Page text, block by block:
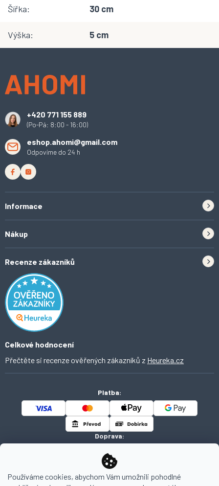
Používáme cookies, abychom Vám umožnili pohodlné
Šířka: 30 cm
Výška: 5 cm
+420 771 155 889
(Po-Pá: 8:00 - 16:00)
eshop.ahomi@gmail.com
Odpovíme do 24 h
Informace
Tipy do kuchyně
Inspirace a trendy
Domácí vychytávky
O Ahomi
Nákup
Odstoupení od smlouvy
Obchodní podmínky
Ochrana osobních údajů
Recenze zákazníků
Celkové hodnocení
Přečtěte si recenze ověřených zákazníků z Heureka.cz
Platba:
Doprava: